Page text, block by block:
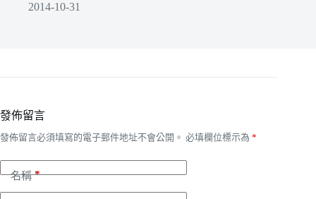
2014-10-31
發佈留言
發佈留言必須填寫的電子郵件地址不會公開。 必填欄位標示為 *
名稱*